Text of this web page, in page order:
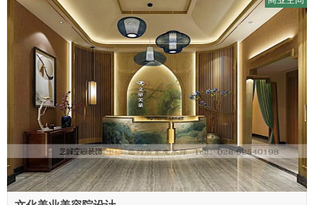
客户在人生最幸福的时候又完美的体验，因此希望在设计的时候，
不仅要舒适度，更要美观、大气。通过沟通，温江装修公司设计师
最终设计出了本套案例。内外通透的装修格局，奢华的水晶吊灯，
给人感觉非常梦幻，很受大众的喜爱。